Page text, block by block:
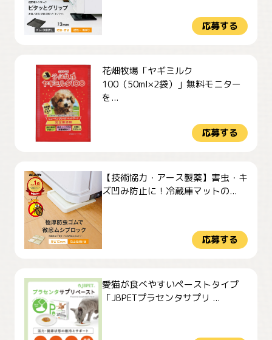
応募する
花畑牧場「ヤギミルク
100（50ml×2袋）」無料モニター
を...
応募する
【技術協力・アース製薬】害虫・キ
ズ凹み防止に！冷蔵庫マットの...
応募する
愛猫が食べやすいペーストタイプ
「JBPETプラセンタサプリ ...